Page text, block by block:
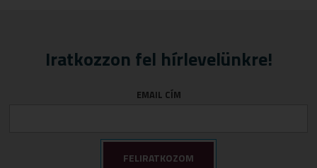
Iratkozzon fel hírlevelünkre!
EMAIL CÍM